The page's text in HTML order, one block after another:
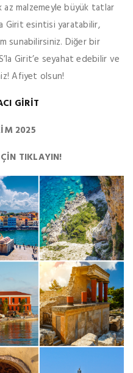
az malzemeyle büyük tatlar
Girit esintisi yaratabilir,
sunabilirsiniz. Diğer bir
Girit’e seyahat edebilir ve
Afiyet olsun!
GİRİT
2025
TIKLAYIN!